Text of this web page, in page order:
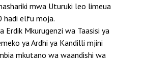
mwa Uturuki leo limeua
hadi elfu moja.
Erdik Mkurugenzi wa Taasisi ya
ya Ardhi ya Kandilli mjini
mkutano wa waandishi wa